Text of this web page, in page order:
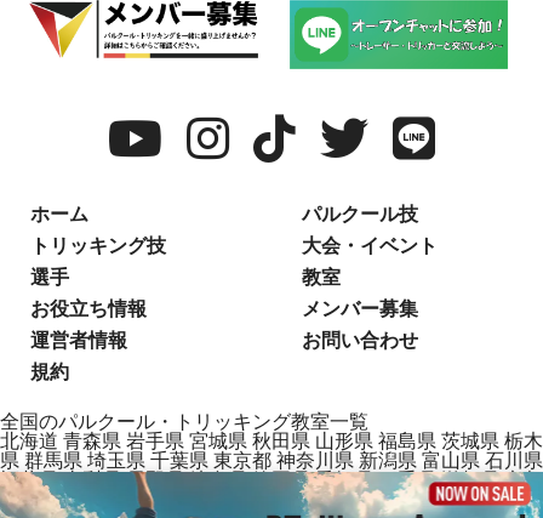
ホーム
パルクール技
トリッキング技
大会・イベント
選手
教室
お役立ち情報
メンバー募集
運営者情報
お問い合わせ
規約
全国のパルクール・トリッキング教室一覧
北海道 青森県 岩手県 宮城県 秋田県 山形県 福島県 茨城県 栃木
県 群馬県 埼玉県 千葉県 東京都 神奈川県 新潟県 富山県 石川県
福井県
長野県 静岡県 愛知県 三重県 滋賀県 京都
府 大阪府 兵庫県 奈良県 鳥取県 島根県 岡山県 広島県